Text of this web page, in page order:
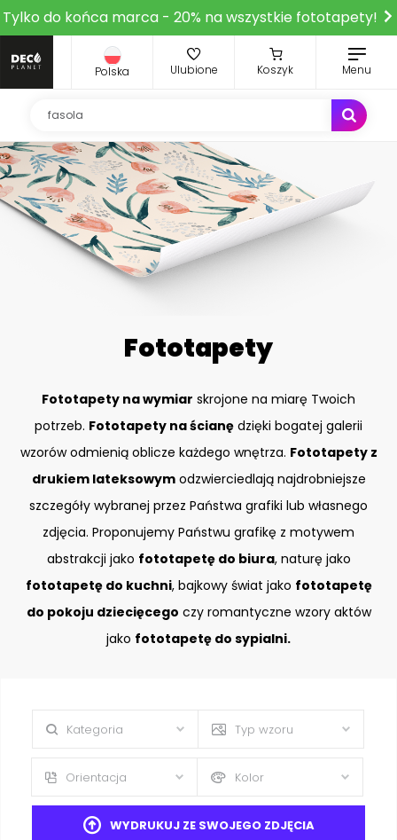
Tylko do końca marca - 20% na wszystkie fototapety!
Polska Ulubione Koszyk Menu
Fototapety
Fototapety na wymiar skrojone na miarę Twoich
potrzeb. Fototapety na ścianę dzięki bogatej galerii
wzorów odmienią oblicze każdego wnętrza. Fototapety z
drukiem lateksowymodzwierciedlają najdrobniejsze
szczegóły wybranej przez Państwa grafiki lub własnego
zdjęcia. Proponujemy Państwu grafikę z motywem
abstrakcji jako fototapetę do biura, naturę jako
fototapetę do kuchni, bajkowy świat jako fototapetę
do pokoju dziecięcego czy romantyczne wzory aktów
jako fototapetę do sypialni.
Kategoria Typ wzoru
Orientacja Kolor
WYDRUKUJ ZE SWOJEGO ZDJĘCIA